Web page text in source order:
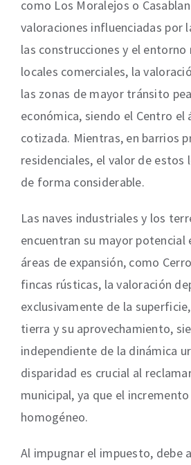
como Los Moralejos o
valoraciones influenciadas por
las construcciones y el entorno
locales comerciales, la
las zonas de mayor tránsito
económica, siendo el Centro el
cotizada. Mientras, en barrios
residenciales, el valor de estos
de forma considerable.
Las naves industriales y los
encuentran su mayor potencial
áreas de expansión, como
fincas rústicas, la valoración
exclusivamente de la
tierra y su aprovechamiento,
independiente de la dinámica
disparidad es crucial al
municipal, ya que el
homogéneo.
Al impugnar el impuesto, debe